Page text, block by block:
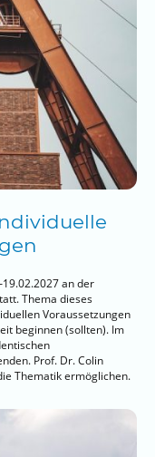
an der
Thema dieses
Voraussetzungen
beginnen (sollten). Im
Prof. Dr. Colin
Thematik ermöglichen.